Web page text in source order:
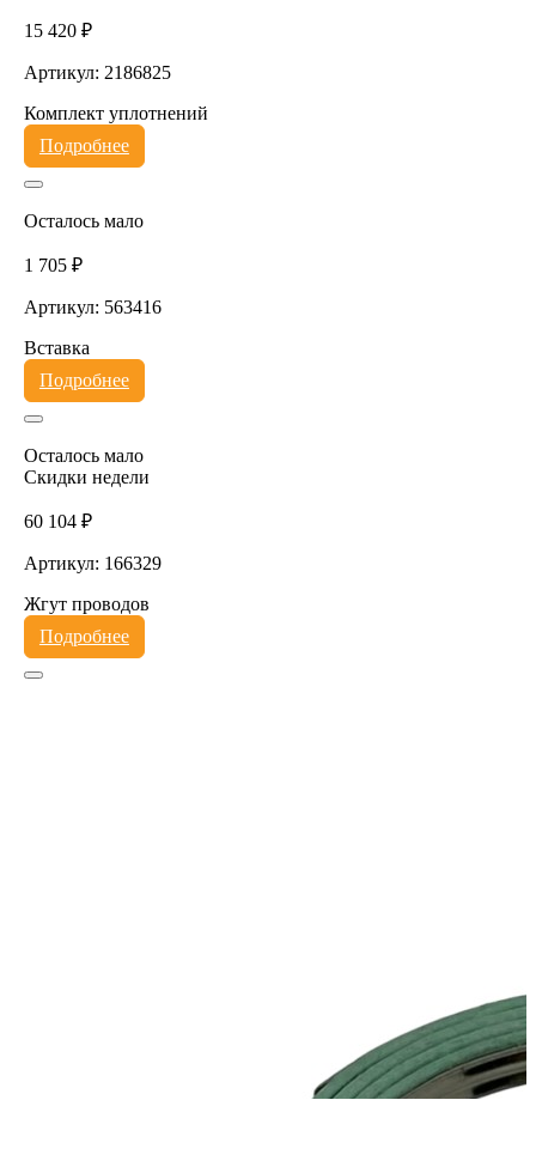
15 420 ₽
Артикул: 2186825
Комплект уплотнений
Подробнее
Осталось мало
1 705 ₽
Артикул: 563416
Вставка
Подробнее
Осталось мало
Скидки недели
60 104 ₽
Артикул: 166329
Жгут проводов
Подробнее